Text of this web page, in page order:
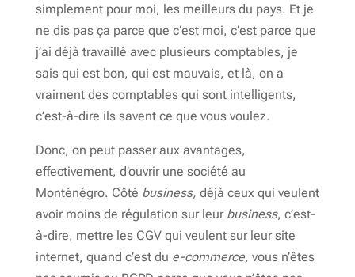
simplement pour moi, les meilleurs du pays. Et je
ne dis pas ça parce que c’est moi, c’est parce que
j’ai déjà travaillé avec plusieurs comptables, je
sais qui est bon, qui est mauvais, et là, on a
vraiment des comptables qui sont intelligents,
c’est-à-dire ils savent ce que vous voulez.
Donc, on peut passer aux avantages,
effectivement, d’ouvrir une société au
Monténégro. Côté business, déjà ceux qui veulent
avoir moins de régulation sur leur business, c’est-
à-dire, mettre les CGV qui veulent sur leur site
internet, quand c’est du e-commerce, vous n’êtes